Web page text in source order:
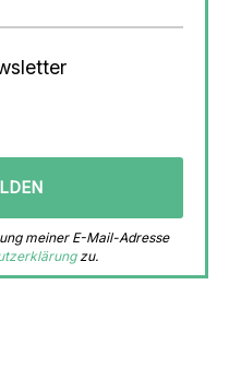
meiner E-Mail-Adresse
zu.